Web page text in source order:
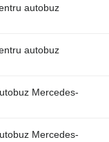
autobuz
autobuz
Mercedes-
Mercedes-